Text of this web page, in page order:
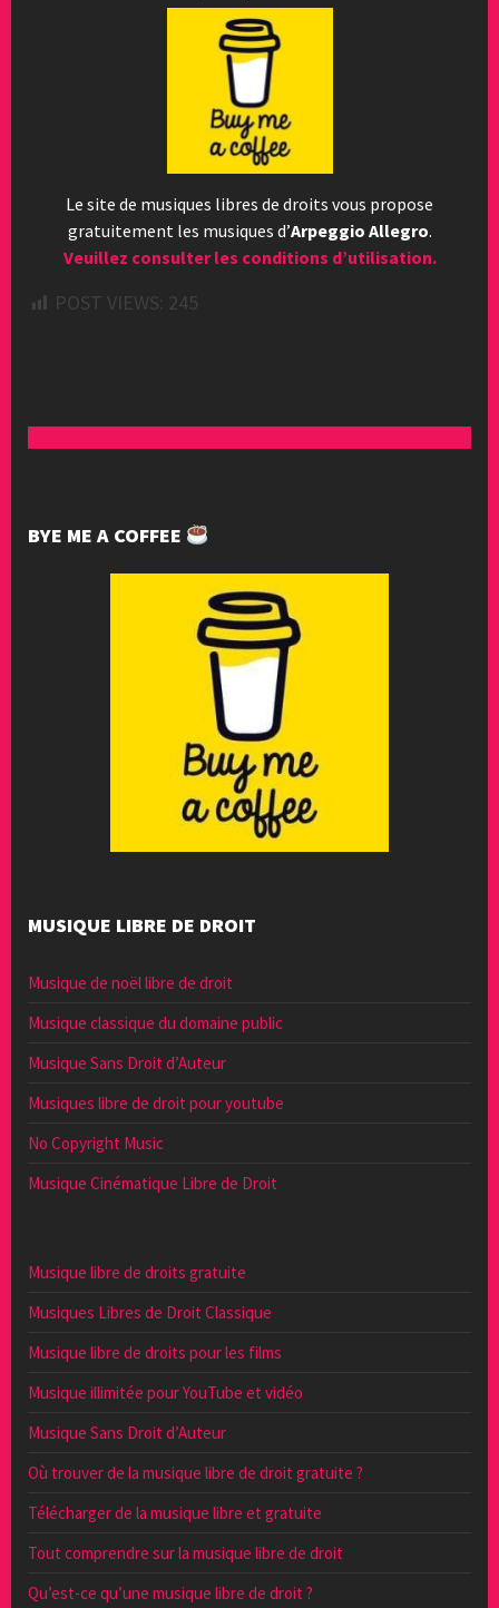
Le site de musiques libres de droits vous propose
gratuitement les musiques d’Arpeggio Allegro.
Veuillez consulter les conditions d’utilisation.
POST VIEWS: 245
BYE ME A COFFEE
MUSIQUE LIBRE DE DROIT
Musique de noël libre de droit
Musique classique du domaine public
Musique Sans Droit d’Auteur
Musiques libre de droit pour youtube
No Copyright Music
Musique Cinématique Libre de Droit
Musique libre de droits gratuite
Musiques Libres de Droit Classique
Musique libre de droits pour les films
Musique illimitée pour YouTube et vidéo
Musique Sans Droit d’Auteur
Où trouver de la musique libre de droit gratuite ?
Télécharger de la musique libre et gratuite
Tout comprendre sur la musique libre de droit
Qu’est-ce qu’une musique libre de droit ?